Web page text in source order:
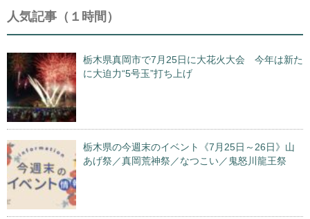
人気記事（１時間）
栃木県真岡市で7月25日に大花火大会 今年は新た
に大迫力“5号玉”打ち上げ
栃木県の今週末のイベント《7月25日～26日》山
あげ祭／真岡荒神祭／なつこい／鬼怒川龍王祭